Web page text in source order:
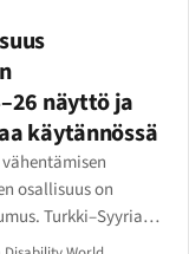
näyttö ja
käytännössä
osallisuus on
Turkki–Syyria-
ja Ukrainan